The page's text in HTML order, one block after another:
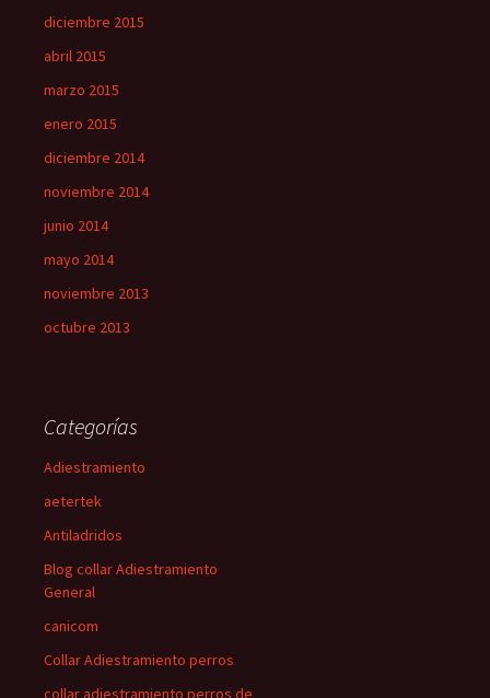
diciembre 2015
abril 2015
marzo 2015
enero 2015
diciembre 2014
noviembre 2014
junio 2014
mayo 2014
noviembre 2013
octubre 2013
Categorías
Adiestramiento
aetertek
Antiladridos
Blog collar Adiestramiento
General
canicom
Collar Adiestramiento perros
collar adiestramiento perros de